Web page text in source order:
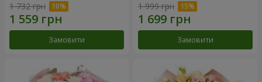
1 732 грн
Замовити
1 999 грн
Замовити